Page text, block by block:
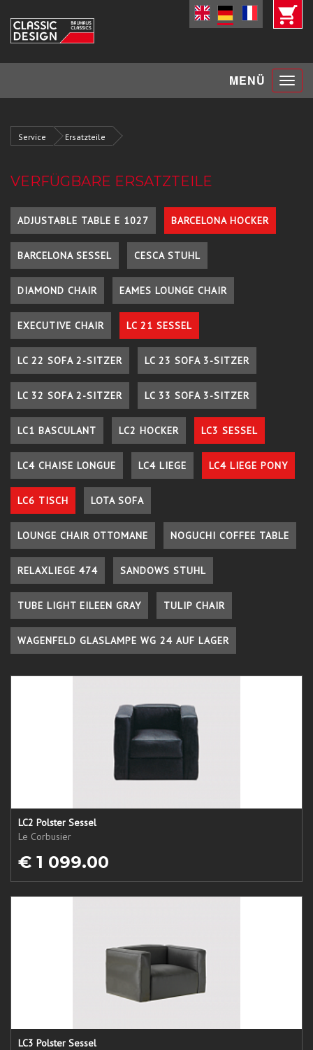
MENÜ Toggle
Service Ersatzteile
VERFÜGBARE ERSATZTEILE
ADJUSTABLE TABLE E 1027 BARCELONA HOCKER
BARCELONA SESSEL CESCA STUHL
DIAMOND CHAIR EAMES LOUNGE CHAIR
EXECUTIVE CHAIR LC 21 SESSEL
LC 22 SOFA 2-SITZER LC 23 SOFA 3-SITZER
LC 32 SOFA 2-SITZER LC 33 SOFA 3-SITZER
LC1 BASCULANT LC2 HOCKER LC3 SESSEL
LC4 CHAISE LONGUE LC4 LIEGE LC4 LIEGE PONY
LC6 TISCH LOTA SOFA
LOUNGE CHAIR OTTOMANE NOGUCHI COFFEE TABLE
RELAXLIEGE 474 SANDOWS STUHL
TUBE LIGHT EILEEN GRAY TULIP CHAIR
WAGENFELD GLASLAMPE WG 24 AUF LAGER
LC2 Polster Sessel
Le Corbusier
€ 1 099.00
LC3 Polster Sessel